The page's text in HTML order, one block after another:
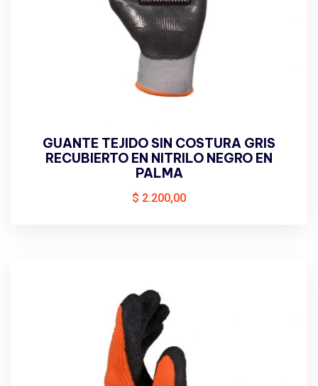
GUANTE TEJIDO SIN COSTURA GRIS
RECUBIERTO EN NITRILO NEGRO EN
PALMA
$ 2.200,00